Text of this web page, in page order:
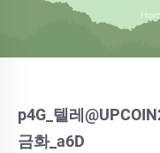
p4G_텔레
금화_a6D